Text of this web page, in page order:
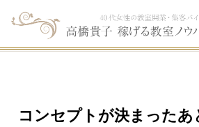
コンセプトが決まったあ